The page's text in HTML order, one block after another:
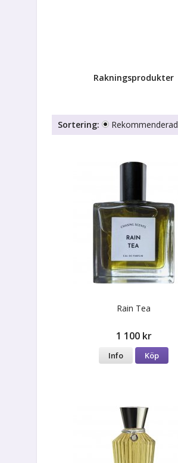
Rakningsprodukter
Sortering: Rekommenderad
Rain Tea
1 100 kr
Info Köp